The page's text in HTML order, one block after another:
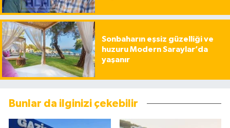
Sonbaharın eşsiz güzelliği ve
huzuru Modern Saraylar’da
yaşanır
Bunlar da ilginizi çekebilir